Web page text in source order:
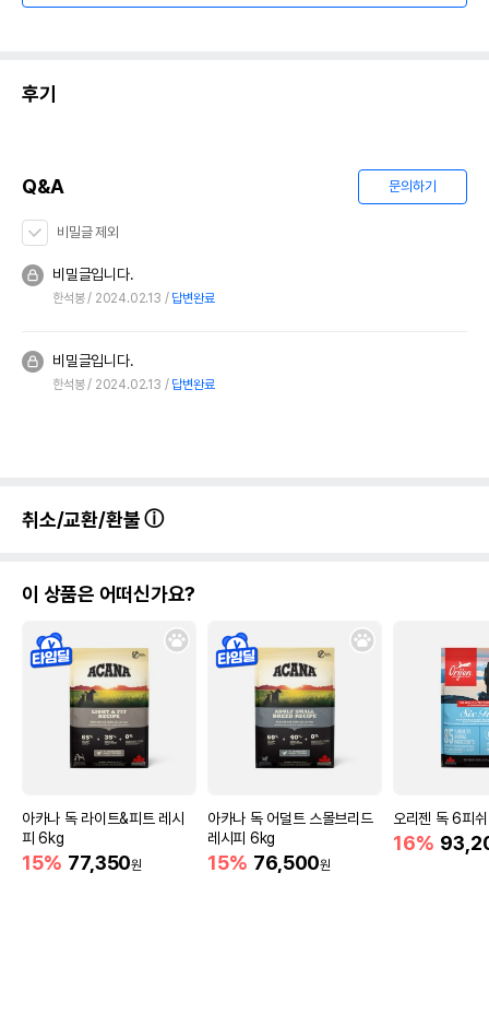
후기 총
포토 후기
비슷한 리뷰
비밀글 제외
한석봉 2024.02.13 답변완료
비밀글입니다.
2024.02.13
취소/교환/환불